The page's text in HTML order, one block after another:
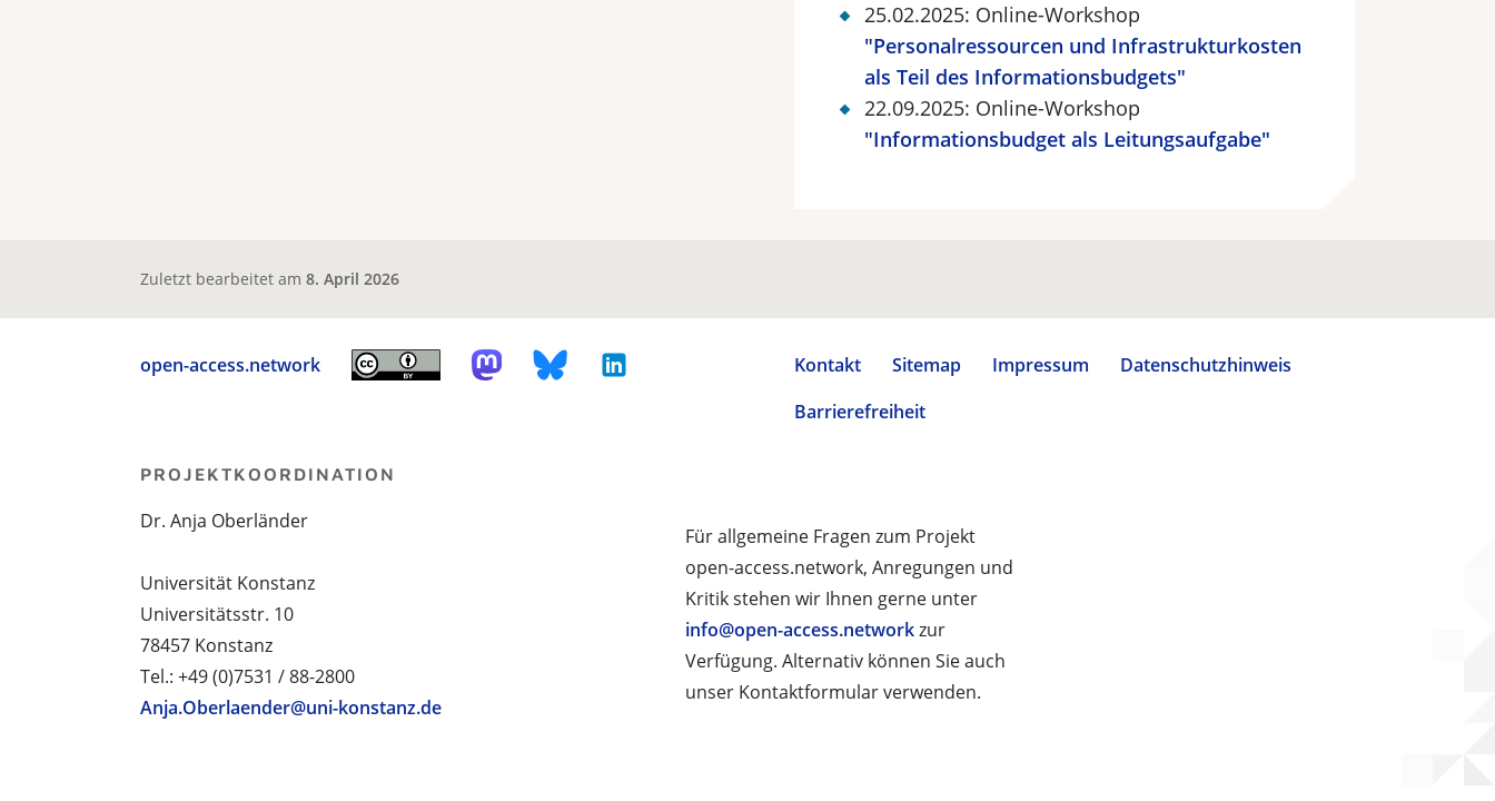
25.02.2025: Online-Workshop
"Personalressourcen und Infrastrukturkosten
als Teil des Informationsbudgets"
22.09.2025: Online-Workshop
"Informationsbudget als Leitungsaufgabe"
Zuletzt bearbeitet am 8. April 2026
open-access.network Kontakt Sitemap Impressum
Datenschutzhinweis
Barrierefreiheit
Für allgemeine Fragen zum Projekt
open-access.network, Anregungen und
Kritik stehen wir Ihnen gerne unter
info@open-access.networkzur
Verfügung. Alternativ können Sie auch
unser Kontaktformular verwenden.
PROJEKTKOORDINATION
Dr. Anja Oberländer
Universität Konstanz
Universitätsstr. 10
78457 Konstanz
Tel.: +49 (0)7531 / 88-2800
Anja.Oberlaender@uni-konstanz.de